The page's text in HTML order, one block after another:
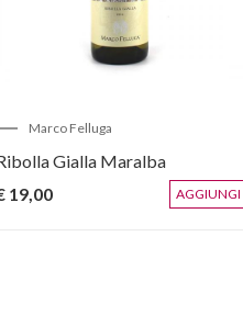
AGGIUNGI
Marco Felluga
Gialla Maralba
19,00